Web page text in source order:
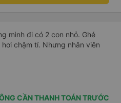
mình đi có 2 con nhỏ. Ghé
chậm tí. Nhưng nhân viên
CẦN THANH TOÁN TRƯỚC